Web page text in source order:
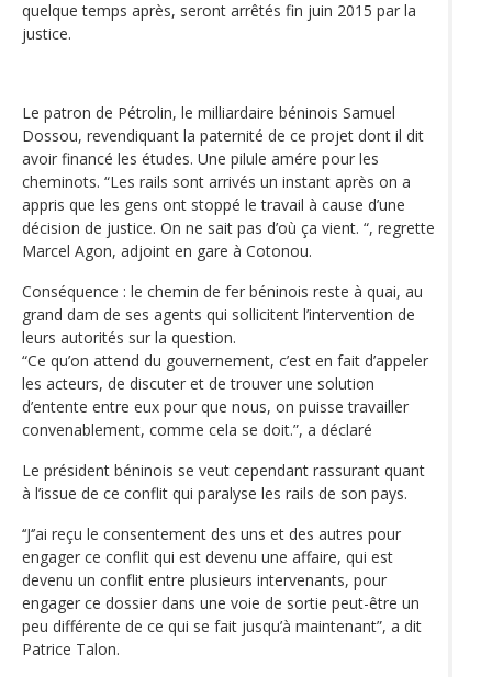
quelque temps après, seront arrêtés fin juin 2015 par la
justice.
Le patron de Pétrolin, le milliardaire béninois Samuel
Dossou, revendiquant la paternité de ce projet dont il dit
avoir financé les études. Une pilule amére pour les
cheminots. “Les rails sont arrivés un instant après on a
appris que les gens ont stoppé le travail à cause d’une
décision de justice. On ne sait pas d’où ça vient. “, regrette
Marcel Agon, adjoint en gare à Cotonou.
Conséquence : le chemin de fer béninois reste à quai, au
grand dam de ses agents qui sollicitent l’intervention de
leurs autorités sur la question.
“Ce qu’on attend du gouvernement, c’est en fait d’appeler
les acteurs, de discuter et de trouver une solution
d’entente entre eux pour que nous, on puisse travailler
convenablement, comme cela se doit.”, a déclaré
Le président béninois se veut cependant rassurant quant
à l’issue de ce conflit qui paralyse les rails de son pays.
‘‘J‘’ai reçu le consentement des uns et des autres pour
engager ce conflit qui est devenu une affaire, qui est
devenu un conflit entre plusieurs intervenants, pour
engager ce dossier dans une voie de sortie peut-être un
peu différente de ce qui se fait jusqu’à maintenant”, a dit
Patrice Talon.